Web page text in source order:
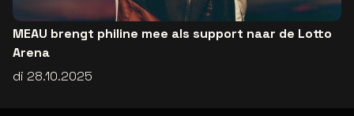
MEAU brengt philine mee als support naar de Lotto
Arena
di 28.10.2025